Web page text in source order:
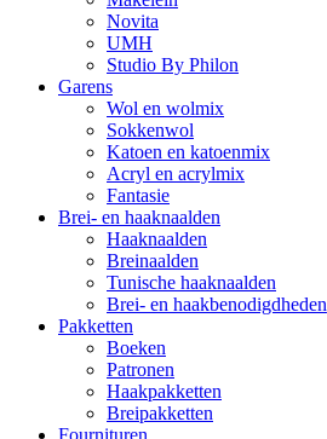
Novita
UMH
Studio By Philon
Garens
Wol en wolmix
Sokkenwol
Katoen en katoenmix
Acryl en acrylmix
Fantasie
Brei- en haaknaalden
Haaknaalden
Breinaalden
Tunische haaknaalden
Brei- en haakbenodigdheden
Pakketten
Boeken
Patronen
Haakpakketten
Breipakketten
Fournituren